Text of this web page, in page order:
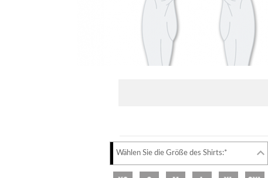
Wählen Sie die Größe des Shirts:*